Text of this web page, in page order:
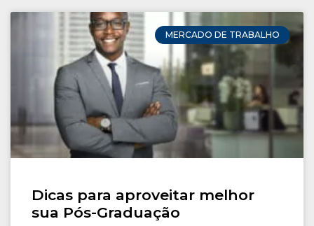
MERCADO DE TRABALHO
Dicas para aproveitar melhor
sua Pós-Graduação